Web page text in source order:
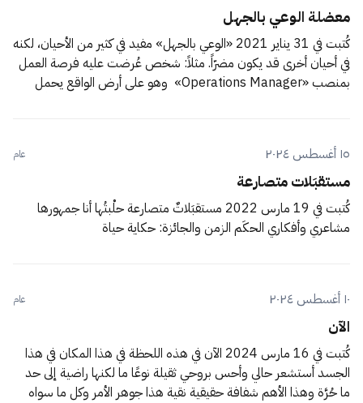
معضلة الوعي بالجهل
كُتبت في 31 يناير 2021 «الوعي بالجهل» مفيد في كثير من الأحيان، لكنه
في أحيان أخرى قد يكون مضرّاً. مثلاً: شخص عُرضت عليه فرصة العمل
بمنصب «Operations Manager» وهو على أرض الواقع يحمل
١٥ أغسطس ٢٠٢٤
عام
مستقبَلات متصارعة
كُتبت في 19 مارس 2022 مستقبَلاتٌ متصارعة حلْبتُها أنا جمهورها
مشاعري وأفكاري الحكَم الزمن والجائزة: حكاية حياة
١٠ أغسطس ٢٠٢٤ عام
الآن
كُتبت في 16 مارس 2024 الآن في هذه اللحظة في هذا المكان في هذا
الجسد أستشعر حالي وأحس بروحي ثقيلة نوعًا ما لكنها راضية إلى حد
ما حُرَّة وهذا الأهم شفافة حقيقية نقية هذا جوهر الأمر وكل ما سواه